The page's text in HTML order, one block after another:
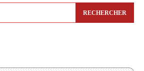
RECHERCHER